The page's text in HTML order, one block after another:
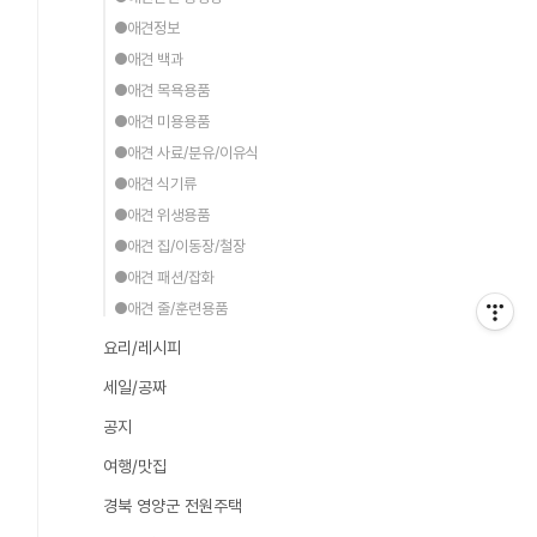
●애견정보
●애견 백과
●애견 목욕용품
●애견 미용용품
●애견 사료/분유/이유식
●애견 식기류
●애견 위생용품
●애견 집/이동장/철장
●애견 패션/잡화
●애견 줄/훈련용품
요리/레시피
세일/공짜
공지
여행/맛집
경북 영양군 전원주택